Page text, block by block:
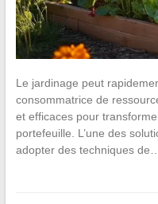
Le jardinage peut
consommatrice de
et efficaces pour
portefeuille. L’une des
adopter des techniques